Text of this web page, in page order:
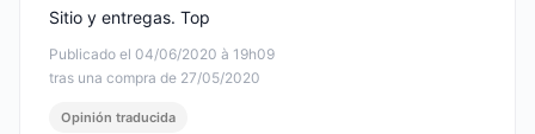
Publicado el 04/06/2020 à 19h09
tras una compra de 27/05/2020
Sitio y entregas. Top
Opinión traducida